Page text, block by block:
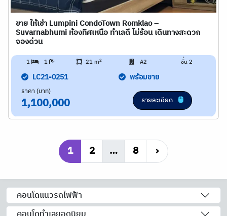
ขาย ให้เช่า Lumpini CondoTown Romklao –
Suvarnabhumi ห้องทิศเหนือ ทำเลดี ไม่ร้อน เดินทางสะดวก
จองด่วน
1 1 21 m2 A2 ชั้น 2
LC21-0251 พร้อมขาย
ราคา (บาท)
1,100,000 รายละเอียด
1 2 … 8 ›
คอนโดแนวรถไฟฟ้า